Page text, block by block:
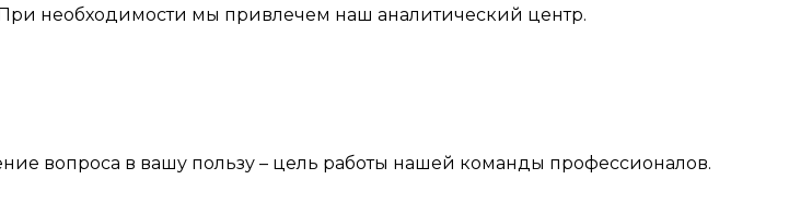
необходимости мы привлечем наш аналитический центр.
вопроса в вашу пользу – цель работы нашей команды профессионалов.